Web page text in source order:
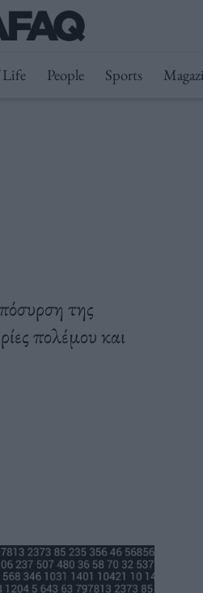
Life People Sports
της
πολέμου και